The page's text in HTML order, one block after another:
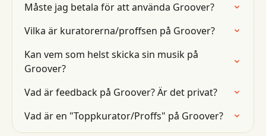
Måste jag betala för att använda Groover?
Vilka är kuratorerna/proffsen på Groover?
Kan vem som helst skicka sin musik på
Groover?
Vad är feedback på Groover? Är det privat?
Vad är en "Toppkurator/Proffs" på Groover?